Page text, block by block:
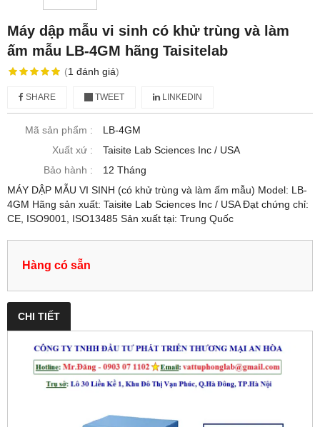
Máy dập mẫu vi sinh có khử trùng và làm
ấm mẫu LB-4GM hãng Taisitelab
(1 đánh giá)
SHARE TWEET LINKEDIN
Mã sản phẩm :
LB-4GM
Xuất xứ :
Taisite Lab Sciences Inc / USA
Bảo hành :
12 Tháng
MÁY DẬP MẪU VI SINH (có khử trùng và làm ấm mẫu) Model: LB-
4GM Hãng sản xuất: Taisite Lab Sciences Inc / USA Đạt chứng chỉ:
CE, ISO9001, ISO13485 Sản xuất tại: Trung Quốc
Hàng có sẵn
CHI TIẾT